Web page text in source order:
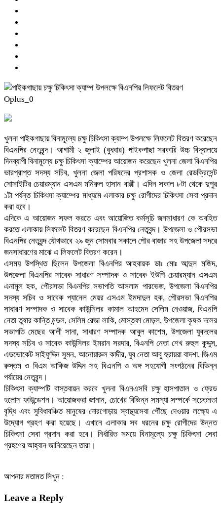
Oplus_0
খুলনা পাইকগাছায় বিনামূল্যে চক্ষু চিকিৎসা ক্যাম্প উপলক্ষে লিফলেট বিতরণ করেছেন
বিএনপির নেতৃবৃন্দ। আগামী ২ জুলাই (বুধবার) পাইকগাছা সরকারি উচ্চ বিদ্যালয়ে
দিনব্যাপী বিনামূল্যে চক্ষু চিকিৎসা ক্যাম্পের আয়োজন করেছেন খুলনা জেলা বিএনপির
ভারপ্রাপ্ত সদস্য সচিব, খুলনা জেলা পরিষদের প্রশাসক ও জেলা রেডক্রিসেন্ট
সোসাইটির চেয়ারম্যান এসএম মনিরুল হাসান বাপ্পী। এদিন সকাল ৮টা থেকে দুপুর
১টা পর্যন্ত চিকিৎসা ক্যাম্পের মাধ্যমে এলাকার চক্ষু রোগীদের চিকিৎসা সেবা প্রদান
করা হবে।
এদিকে এ আয়োজন সফল করতে এবং আয়োজিত কর্মসূচি জনসাধারণ কে অবহিত
করতে এলাকায় লিফলেট বিতরণ করেছেন বিএনপির নেতৃবৃন্দ। উপজেলা ও পৌরসভা
বিএনপির নেতৃবৃন্দ যৌথভাবে ২৯ জুন সোমবার সকালে পৌর বাজার সহ উপজেলা সদরে
জনসাধারণের মাঝে এ লিফলেট বিতরণ করেন।
এসময় উপস্থিত ছিলেন উপজেলা বিএনপির আহবায়ক ডাঃ মোঃ আব্দুল মজিদ,
উপজেলা বিএনপির সাবেক সাধারণ সম্পাদক ও সাবেক ইউপি চেয়ারম্যান এসএম
এনামুল হক, পৌরসভা বিএনপির সভাপতি আসলাম পারভেজ, উপজেলা বিএনপির
সদস্য সচিব ও সাবেক প্যানেল মেয়র এসএম ইমদাদুল হক, পৌরসভা বিএনপির
সাধারণ সম্পাদক ও সাবেক কাউন্সিলর কামাল আহমেদ সেলিম নেওয়াজ, বিএনপি
নেতা তুষার কান্তি মন্ডল, সেলিম রেজা লাকি, মোস্তফা মোড়ল, উপজেলা কৃষক দলের
সভাপতি মেছের আলী সানা, সাধারণ সম্পাদক আবুল কাশেম, উপজেলা যুবদলের
সদস্য সচিব ও সাবেক কাউন্সিলর ইমরান সরদার, বিএনপি নেতা শেখ রুহুল কুদ্দুস,
এডভোকেট সাইফুদ্দিন সুমন, আনোয়ারুল কাদীর, যুব নেতা আবু হুরায়রা বাদশা, জিএম
রুস্তম ও বিএম আকিজ উদ্দিন সহ বিএনপি ও অঙ্গ সহযোগী সংগঠনের বিভিন্ন
পর্যায়ের নেতৃবৃন্দ।
চিকিৎসা ক্যাম্পটি বাস্তবায়ন করবে খুলনা বিএনএসবি চক্ষু হাসপাতাল ও ফ্রেড
হলোস ফাউন্ডেশন। আয়োজকরা জানান, চোখের বিভিন্ন সমস্যা সম্পর্কে সচেতনতা
বৃদ্ধি এবং সুবিধাবঞ্চিত মানুষের দোরগোড়ায় স্বাস্থ্যসেবা পৌঁছে দেওয়ার লক্ষ্যে এ
উদ্যোগ গ্রহণ করা হয়েছে। এখানে এলাকার সব ধরনের চক্ষু রোগীদের উন্নত
চিকিৎসা সেবা প্রদান করা হবে। নির্ধারিত সময়ে বিনামূল্যে চক্ষু চিকিৎসা সেবা
গ্রহণের আহ্বান জানিয়েছেন তারা।
আপনার মতামত লিখুন :
Leave a Reply